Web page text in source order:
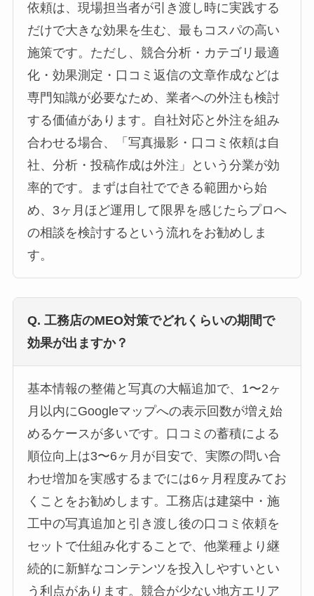
依頼は、現場担当者が引き渡し時に実践する
だけで大きな効果を生む、最もコスパの高い
施策です。ただし、競合分析・カテゴリ最適
化・効果測定・口コミ返信の文章作成などは
専門知識が必要なため、業者への外注も検討
する価値があります。自社対応と外注を組み
合わせる場合、「写真撮影・口コミ依頼は自
社、分析・投稿作成は外注」という分業が効
率的です。まずは自社でできる範囲から始
め、3ヶ月ほど運用して限界を感じたらプロへ
の相談を検討するという流れをお勧めしま
す。
Q. 工務店のMEO対策でどれくらいの期間で
効果が出ますか？
基本情報の整備と写真の大幅追加で、1〜2ヶ
月以内にGoogleマップへの表示回数が増え始
めるケースが多いです。口コミの蓄積による
順位向上は3〜6ヶ月が目安で、実際の問い合
わせ増加を実感するまでには6ヶ月程度みてお
くことをお勧めします。工務店は建築中・施
工中の写真追加と引き渡し後の口コミ依頼を
セットで仕組み化することで、他業種より継
続的に新鮮なコンテンツを投入しやすいとい
う利点があります。競合が少ない地方エリア